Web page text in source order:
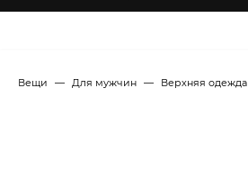
Вещи Для мужчин Верхняя одежда